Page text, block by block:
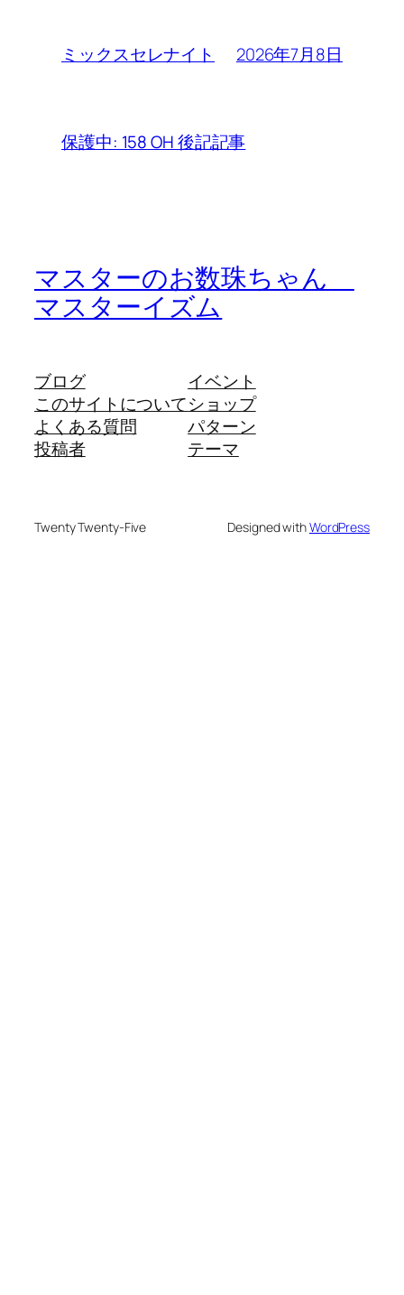
ミックスセレナイト 2026年7月8日
保護中: 158 OH 後記記事
マスターのお数珠ちゃん
マスターイズム
ブログ
このサイトについて
よくある質問
投稿者
イベント
ショップ
パターン
テーマ
Twenty Twenty-Five Designed withWordPress